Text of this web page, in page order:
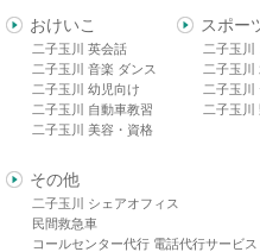
おけいこ
二子玉川 英会話
二子玉川 音楽 ダンス
二子玉川 幼児向け
二子玉川 自動車教習
二子玉川 美容・資格
スポー
二子玉川
二子玉川
二子玉川
二子玉川
その他
二子玉川 シェアオフィス
民間救急車
コールセンター代行 電話代行サービス